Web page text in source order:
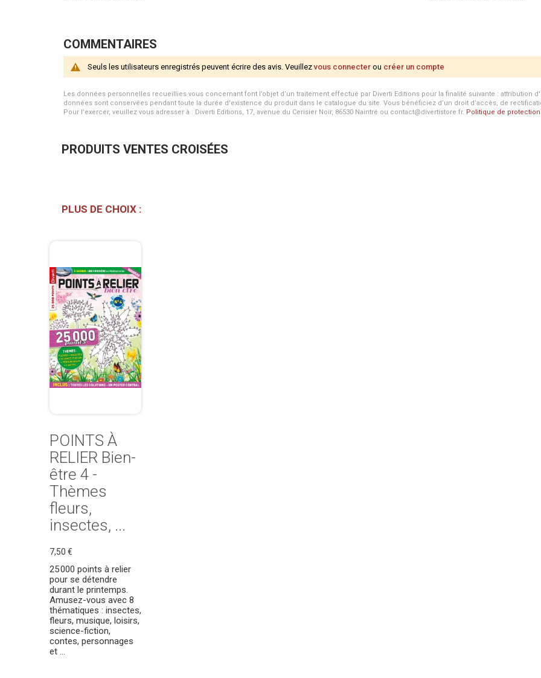
COMMENTAIRES
Seuls les utilisateurs enregistrés peuvent écrire des avis. Veuillezvous connecter ou créer un compte
Les données personnelles recueillies vous concernant font l’objet d’un traitement effectué par Diverti Editions pour la finalité suivante : attribution
données sont conservées pendant toute la durée d'existence du produit dans le catalogue du site. Vous bénéficiez d’un droit d’accès, de
Pour l’exercer, veuillez vous adresser à : Diverti Editions, 17, avenue du Cerisier Noir, 86530 Naintré ou contact@divertistore.fr. Politique de
PRODUITS VENTES CROISÉES
PLUS DE CHOIX :
POINTS À
RELIER Bien-
être 4 -
Thèmes
fleurs,
insectes, ...
7,50 €
25 000 points à relier
pour se détendre
durant le printemps.
Amusez-vous avec 8
thématiques : insectes,
fleurs, musique, loisirs,
science-fiction,
contes, personnages
et ...